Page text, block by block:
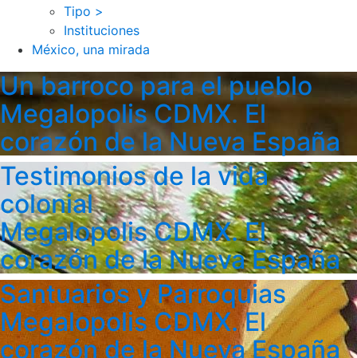
Tipo >
Instituciones
México, una mirada
Un barroco para el pueblo
Megalopolis CDMX. El
corazón de la Nueva España
Testimonios de la vida
colonial
Megalopolis CDMX. El
corazón de la Nueva España
Santuarios y Parroquias
Megalopolis CDMX. El
corazón de la Nueva España